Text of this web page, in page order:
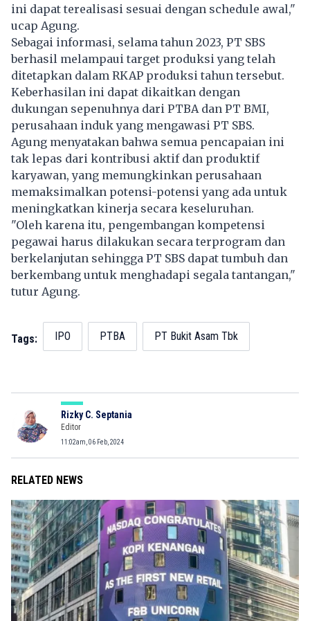
ini dapat terealisasi sesuai dengan schedule awal,"
ucap Agung.
Sebagai informasi, selama tahun 2023, PT SBS
berhasil melampaui target produksi yang telah
ditetapkan dalam RKAP produksi tahun tersebut.
Keberhasilan ini dapat dikaitkan dengan
dukungan sepenuhnya dari PTBA dan PT BMI,
perusahaan induk yang mengawasi PT SBS.
Agung menyatakan bahwa semua pencapaian ini
tak lepas dari kontribusi aktif dan produktif
karyawan, yang memungkinkan perusahaan
memaksimalkan potensi-potensi yang ada untuk
meningkatkan kinerja secara keseluruhan.
"Oleh karena itu, pengembangan kompetensi
pegawai harus dilakukan secara terprogram dan
berkelanjutan sehingga PT SBS dapat tumbuh dan
berkembang untuk menghadapi segala tantangan,"
tutur Agung.
Tags: IPO PTBA PT Bukit Asam Tbk
Rizky C. Septania
Editor
11:02am, 06 Feb, 2024
RELATED NEWS